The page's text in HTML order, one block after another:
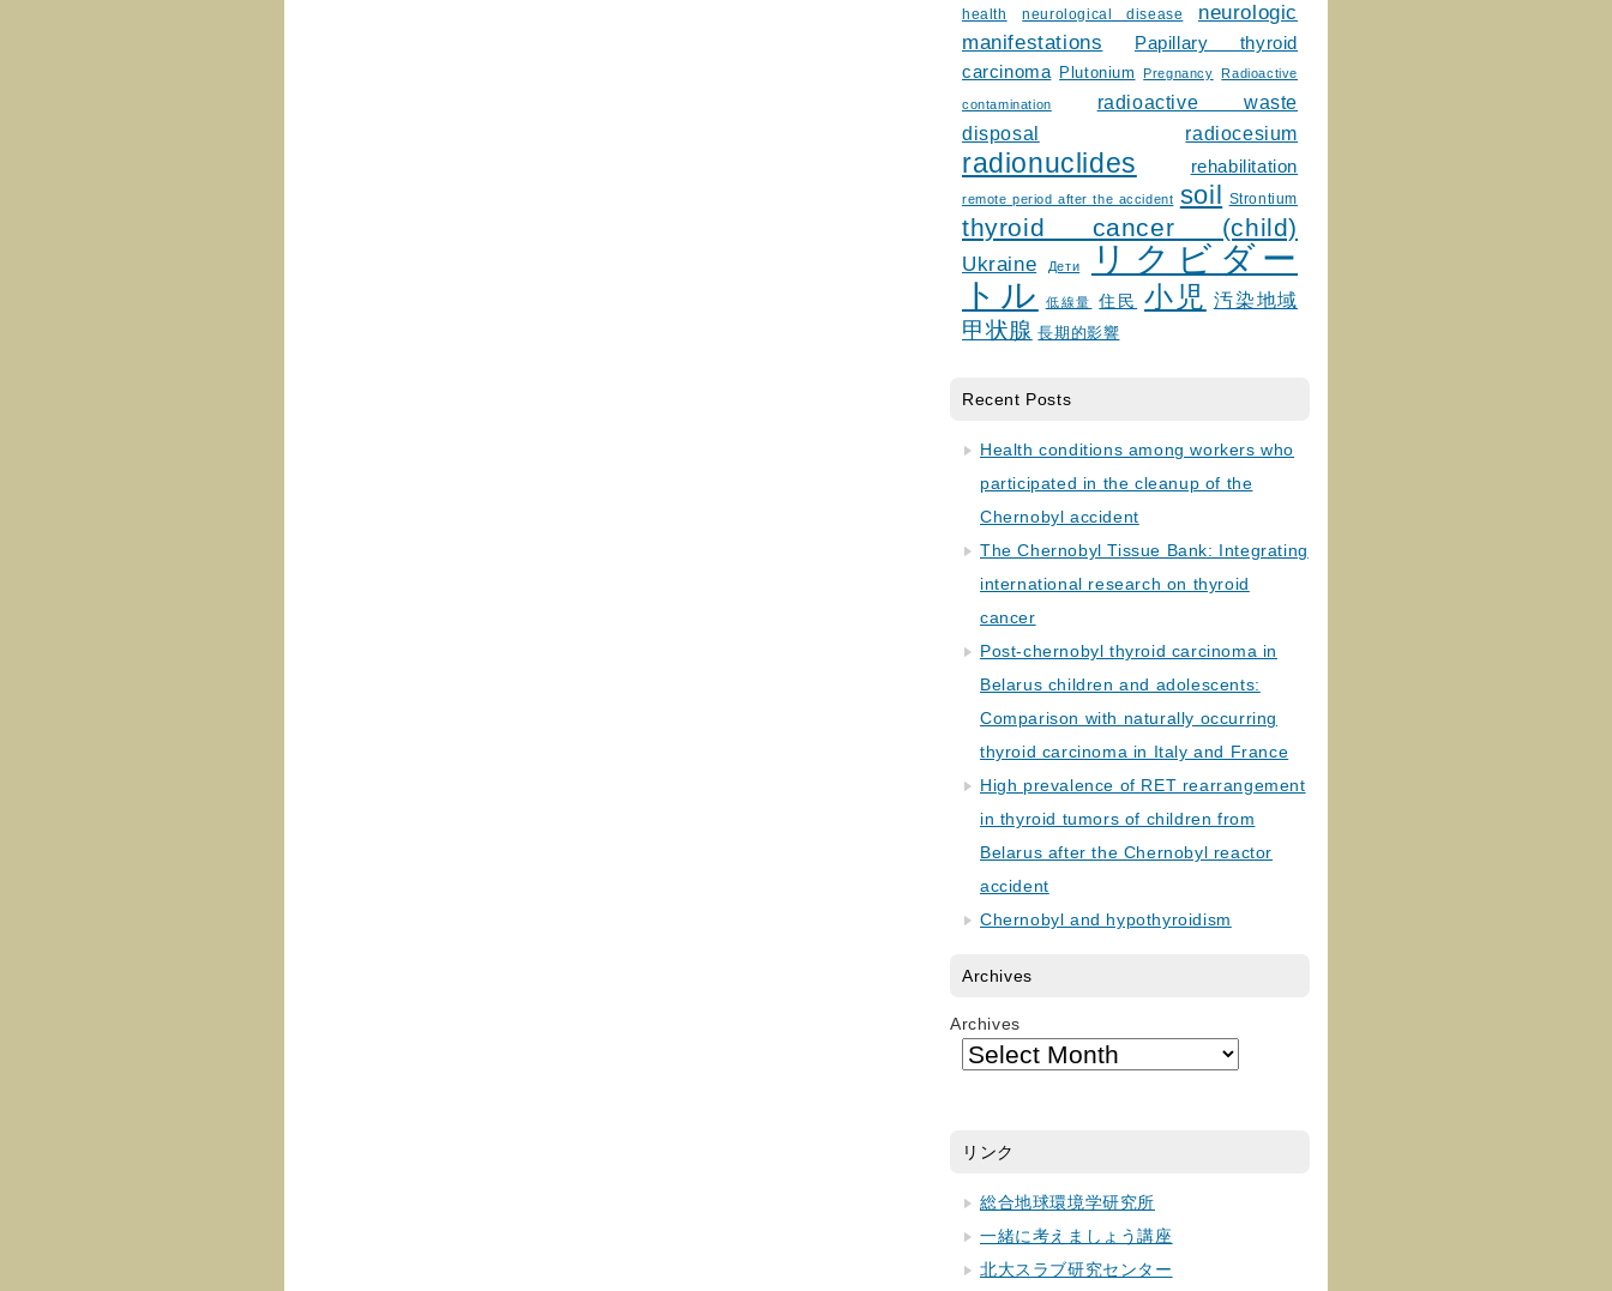
health
neurological disease
neurologic
manifestations
Papillary thyroid
carcinoma
Plutonium Pregnancy Radioactive
contamination
radioactive waste
disposal
radiocesium
radionuclides rehabilitation
remote period after the accident soil Strontium
thyroid cancer (child)
Ukraine Дети
リクビダー
トル
低線量 住民 小児 汚染地域
甲状腺 長期的影響
Recent Posts
Health conditions among workers who
participated in the cleanup of the
Chernobyl accident
The Chernobyl Tissue Bank: Integrating
international research on thyroid
cancer
Post-chernobyl thyroid carcinoma in
Belarus children and adolescents:
Comparison with naturally occurring
thyroid carcinoma in Italy and France
High prevalence of RET rearrangement
in thyroid tumors of children from
Belarus after the Chernobyl reactor
accident
Chernobyl and hypothyroidism
Archives
Archives
リンク
総合地球環境学研究所
一緒に考えましょう講座
北大スラブ研究センター